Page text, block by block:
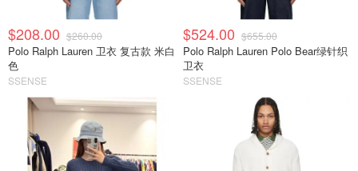
$208.00 $260.00
Polo Ralph Lauren 卫衣 复古款 米白
色
SSENSE
$524.00 $655.00
Polo Ralph Lauren Polo Bear绿针织
卫衣
SSENSE